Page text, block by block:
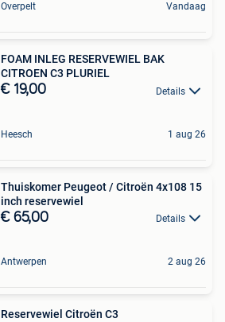
Overpelt Vandaag
FOAM INLEG RESERVEWIEL BAK
CITROEN C3 PLURIEL
€ 19,00 Details
Heesch 1 aug 26
Thuiskomer Peugeot / Citroën 4x108 15
inch reservewiel
€ 65,00 Details
Antwerpen 2 aug 26
Reservewiel Citroën C3